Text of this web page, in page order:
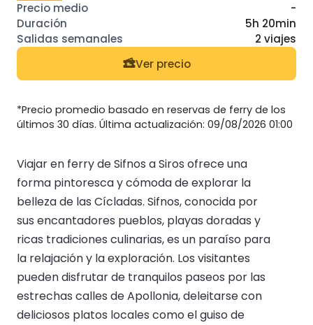
-
5h 20min
2 viajes
Ver precio
*Precio promedio basado en reservas de ferry de los
últimos 30 días. Última actualización: 09/08/2026 01:00
Viajar en ferry de Sifnos a Siros ofrece una
forma pintoresca y cómoda de explorar la
belleza de las Cícladas. Sifnos, conocida por
sus encantadores pueblos, playas doradas y
ricas tradiciones culinarias, es un paraíso para
la relajación y la exploración. Los visitantes
pueden disfrutar de tranquilos paseos por las
estrechas calles de Apollonia, deleitarse con
deliciosos platos locales como el guiso de